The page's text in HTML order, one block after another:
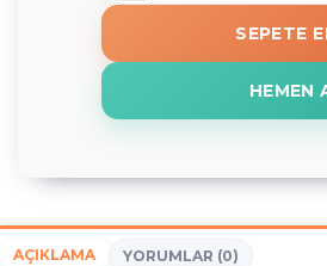
SEPETE
HEMEN
AÇIKLAMA YORUMLAR (0)